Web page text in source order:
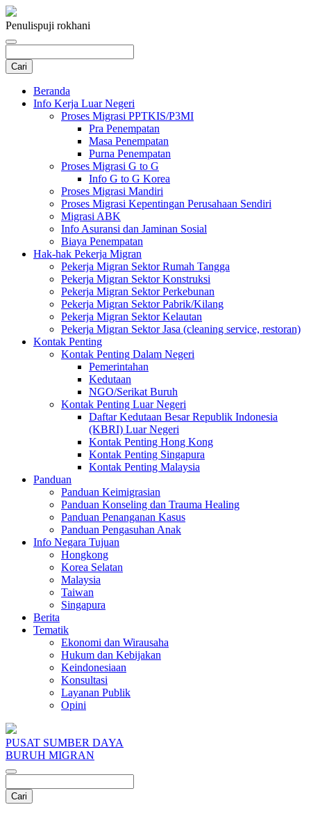
Penulispuji rokhani
Beranda
Info Kerja Luar Negeri
Proses Migrasi PPTKIS/P3MI
Pra Penempatan
Masa Penempatan
Purna Penempatan
Proses Migrasi G to G
Info G to G Korea
Proses Migrasi Mandiri
Proses Migrasi Kepentingan Perusahaan Sendiri
Migrasi ABK
Info Asuransi dan Jaminan Sosial
Biaya Penempatan
Hak-hak Pekerja Migran
Pekerja Migran Sektor Rumah Tangga
Pekerja Migran Sektor Konstruksi
Pekerja Migran Sektor Perkebunan
Pekerja Migran Sektor Pabrik/Kilang
Pekerja Migran Sektor Kelautan
Pekerja Migran Sektor Jasa (cleaning service, restoran)
Kontak Penting
Kontak Penting Dalam Negeri
Pemerintahan
Kedutaan
NGO/Serikat Buruh
Kontak Penting Luar Negeri
Daftar Kedutaan Besar Republik Indonesia
(KBRI) Luar Negeri
Kontak Penting Hong Kong
Kontak Penting Singapura
Kontak Penting Malaysia
Panduan
Panduan Keimigrasian
Panduan Konseling dan Trauma Healing
Panduan Penanganan Kasus
Panduan Pengasuhan Anak
Info Negara Tujuan
Hongkong
Korea Selatan
Malaysia
Taiwan
Singapura
Berita
Tematik
Ekonomi dan Wirausaha
Hukum dan Kebijakan
Keindonesiaan
Konsultasi
Layanan Publik
Opini
PUSAT SUMBER DAYA
BURUH MIGRAN